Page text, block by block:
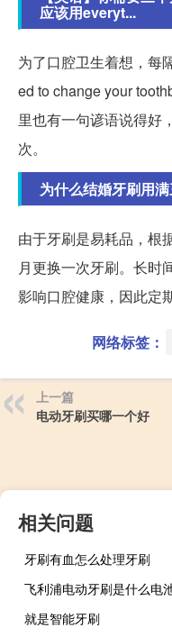
应该用everyt...
为了口腔卫生着想，每
ed to change your
里也有一句谚语说得好
次。
为什么结婚牙刷用
由于牙刷是易耗品，根
月更换一次牙刷。长时
影响口腔健康，因此定
网络标签：
上一篇
电动牙刷买哪一个好
相关问题
牙刷有血怎么处理牙刷
飞利浦电动牙刷是什么电
就是智能牙刷